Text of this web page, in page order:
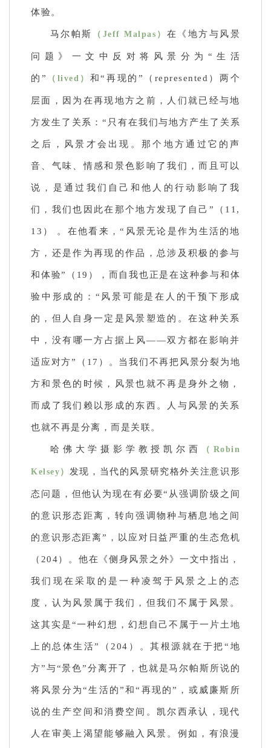
体验。
马尔帕斯 （Jeff Malpas） 在《地方与风景
问题》一文中反对将风景分为“生活
的” （lived） 和“再现的”（represented）两个
层面，因为在再现地方之前，人们就已经与地
方发生了关系：“只有在我们与地方产生了关系
之后，风景才会出现。那个地方通过它的声
音、气味、情感和景色影响了我们，而且可以
说，是通过我们自己和他人的行动影响了我
们，我们也因此在那个地方发现了自己”（11,
13） 。在他看来，“风景无论是作为生活的地
方，还是作为再现的作品，总涉及积极的参与
和体验”（19），而自我也正是在这种参与和体
验中形成的：“风景可能是在人的干预下形成
的，但人自身一定是风景塑造的。在这种关系
中，没有哪一方占据上风——双方都在影响并
适应对方”（17）。当我们不再把风景分裂为地
方和景色的时候，风景也就不再是身外之物，
而成了我们赖以形成的东西。人与风景的关系
也就不再是分离，而是关联。
哈佛大学摄影学教授凯尔西 （Robin
Kelsey） 发现，当代的风景研究格外关注意识形
态问题，但他认为现在有必要“从强调阶级之间
的意识形态距离，转向强调物种与栖息地之间
的意识形态距离”，以应对日益严重的生态危机
（204）。他在《侧身风景之外》一文中指出，
我们现在采取的是一种凌驾于风景之上的态
度，认为风景属于我们，但我们不属于风景。
这其实是“一种幻想，幻想自己不属于一片土地
上的总体生活”（204）。其根源就在于把“地
方”与“景色”分离开了，也就是马尔帕斯所说的
将风景分为“生活的”和“再现的”，或威廉斯所
说的生产空间和消费空间。凯尔西承认，现代
人在审美上渴望能够融入风景。例如，有浪漫